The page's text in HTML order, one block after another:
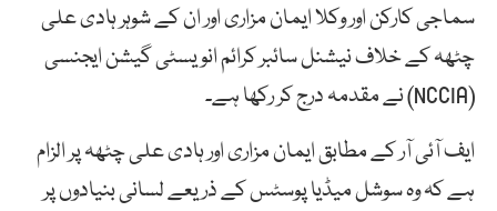
سماجی کارکن اور وکلا ایمان مزاری اور ان کے شوہر ہادی علی
چٹھہ کے خلاف نیشنل سائبر کرائم انویسٹی گیشن ایجنسی
(NCCIA) نے مقدمہ درج کر رکھا ہے۔
ایف آئی آر کے مطابق ایمان مزاری اور ہادی علی چٹھہ پر الزام
ہے کہ وہ سوشل میڈیا پوسٹس کے ذریعے لسانی بنیادوں پر